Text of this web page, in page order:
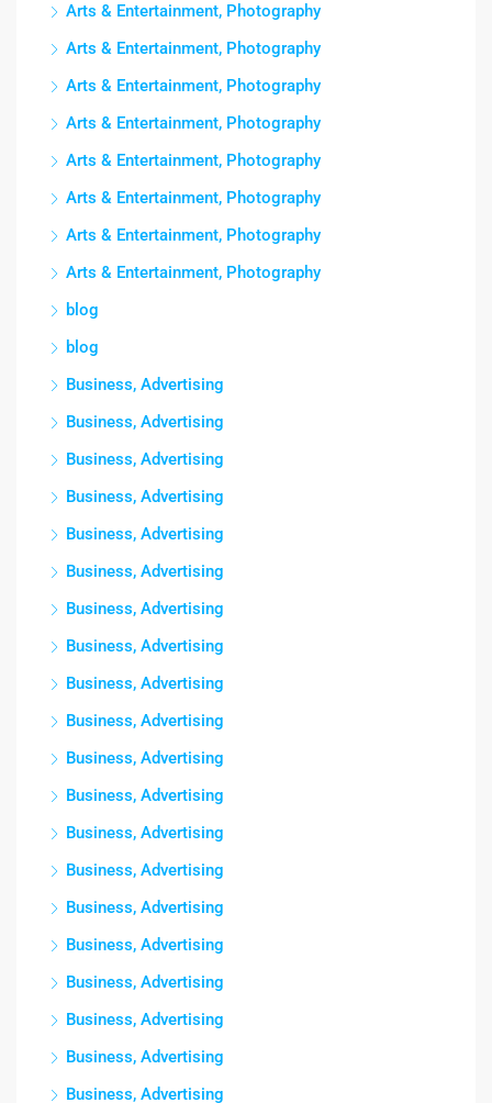
Arts & Entertainment, Photography
Arts & Entertainment, Photography
Arts & Entertainment, Photography
Arts & Entertainment, Photography
Arts & Entertainment, Photography
Arts & Entertainment, Photography
Arts & Entertainment, Photography
Arts & Entertainment, Photography
blog
blog
Business, Advertising
Business, Advertising
Business, Advertising
Business, Advertising
Business, Advertising
Business, Advertising
Business, Advertising
Business, Advertising
Business, Advertising
Business, Advertising
Business, Advertising
Business, Advertising
Business, Advertising
Business, Advertising
Business, Advertising
Business, Advertising
Business, Advertising
Business, Advertising
Business, Advertising
Business, Advertising